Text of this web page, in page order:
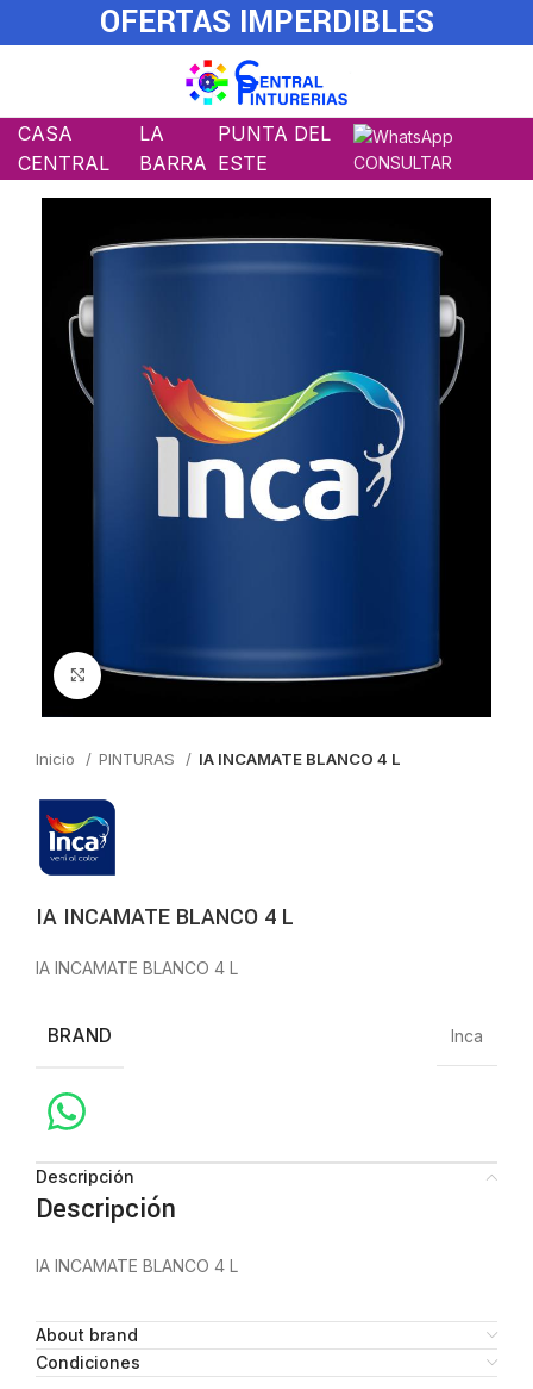
OFERTAS IMPERDIBLES
CASA
CENTRAL
LA
BARRA
PUNTA DEL
ESTE
CONSULTAR
Click to enlarge
Inicio PINTURAS IA INCAMATE BLANCO 4 L
IA INCAMATE BLANCO 4 L
IA INCAMATE BLANCO 4 L
BRAND Inca
Descripción
Descripción
IA INCAMATE BLANCO 4 L
About brand
Condiciones